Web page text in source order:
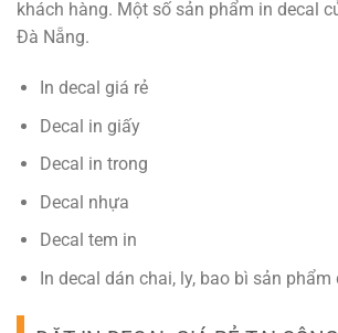
khách hàng. Một số sản phẩm in decal
Đà Nẵng.
In decal giá rẻ
Decal in giấy
Decal in trong
Decal nhựa
Decal tem in
In decal dán chai, ly, bao bì sản phẩm